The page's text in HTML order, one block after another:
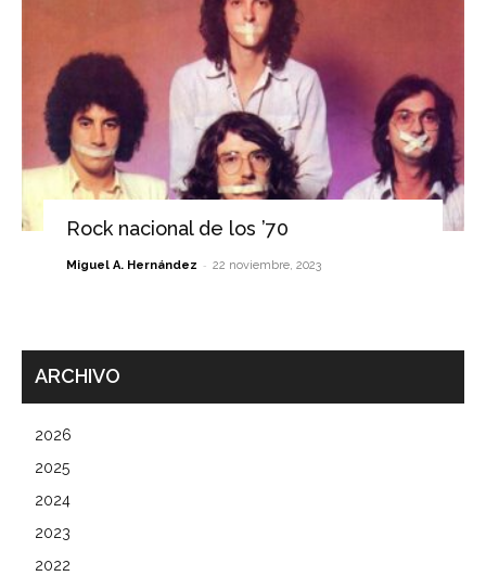
Rock nacional de los ’70
Miguel A. Hernández - 22 noviembre, 2023
ARCHIVO
2026
2025
2024
2023
2022